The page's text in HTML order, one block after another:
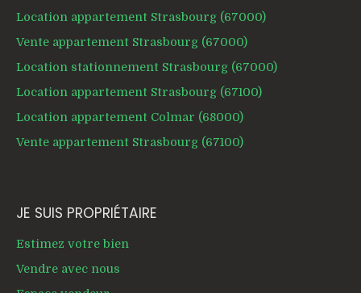
Location appartement Strasbourg (67000)
Vente appartement Strasbourg (67000)
Location stationnement Strasbourg (67000)
Location appartement Strasbourg (67100)
Location appartement Colmar (68000)
Vente appartement Strasbourg (67100)
JE SUIS PROPRIÉTAIRE
Estimez votre bien
Vendre avec nous